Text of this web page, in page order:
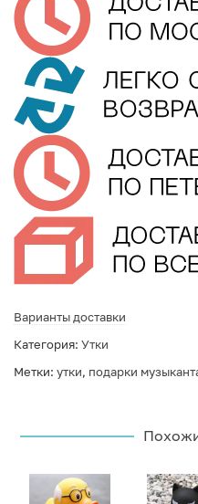
Варианты доставки
Категория: Утки
Метки: утки, подарки